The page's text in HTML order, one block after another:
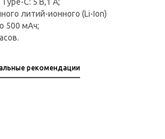
C: 5 В,1 A;
литий-ионного (Li-Ion)
500 мАч;
рекомендации